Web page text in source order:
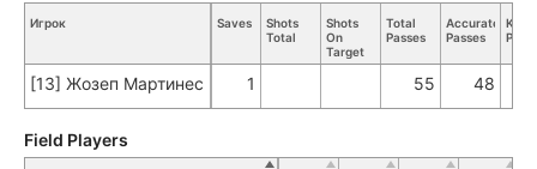
Игрок Saves
Shots
Total
Shots
On
Target
Total
Passes
Accurate
Passes
Key
[13] Жозеп Мартинес 1 55 48
Field Players